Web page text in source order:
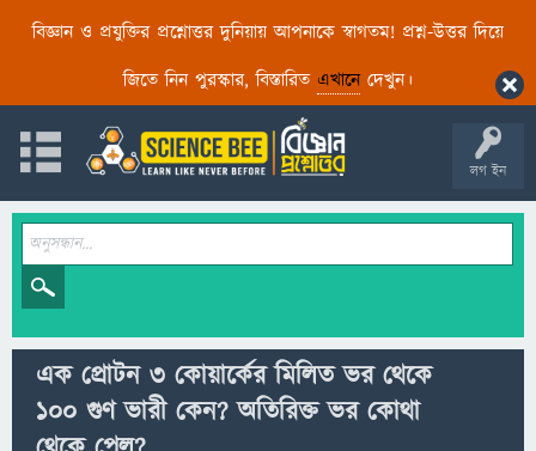
বিজ্ঞান ও প্রযুক্তির প্রশ্নোত্তর দুনিয়ায় আপনাকে স্বাগতম! প্রশ্ন-উত্তর দিয়ে
জিতে নিন পুরস্কার, বিস্তারিত এখানেদেখুন।
লগ ইন
এক প্রোটন 3 কোয়ার্কের মিলিত ভর থেকে
100 গুণ ভারী কেন? অতিরিক্ত ভর কোথা